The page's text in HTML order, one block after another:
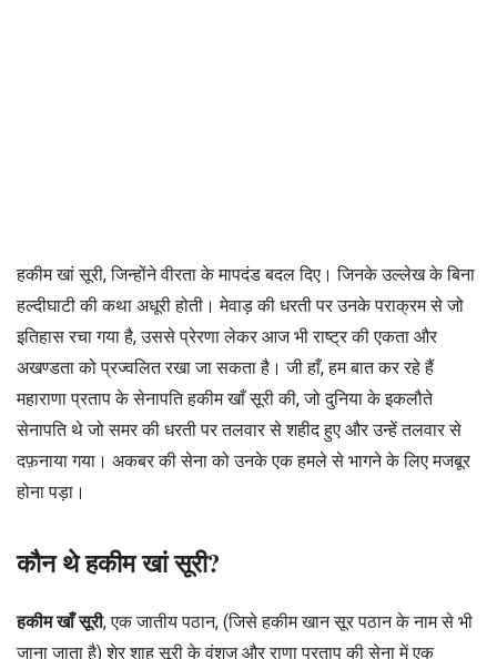
हकीम खां सूरी, जिन्होंने वीरता के मापदंड बदल दिए। जिनके उल्लेख के बिना
हल्दीघाटी की कथा अधूरी होती। मेवाड़ की धरती पर उनके पराक्रम से जो
इतिहास रचा गया है, उससे प्रेरणा लेकर आज भी राष्ट्र की एकता और
अखण्डता को प्रज्वलित रखा जा सकता है। जी हाँ, हम बात कर रहे हैं
महाराणा प्रताप के सेनापति हकीम खाँ सूरी की, जो दुनिया के इकलौते
सेनापति थे जो समर की धरती पर तलवार से शहीद हुए और उन्हें तलवार से
दफ़नाया गया। अकबर की सेना को उनके एक हमले से भागने के लिए मजबूर
होना पड़ा।
कौन थे हकीम खां सूरी?
हकीम खाँ सूरी, एक जातीय पठान, (जिसे हकीम खान सूर पठान के नाम से भी
जाना जाता है) शेर शाह सूरी के वंशज और राणा प्रताप की सेना में एक